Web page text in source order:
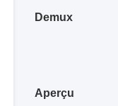
Demux
Aperçu